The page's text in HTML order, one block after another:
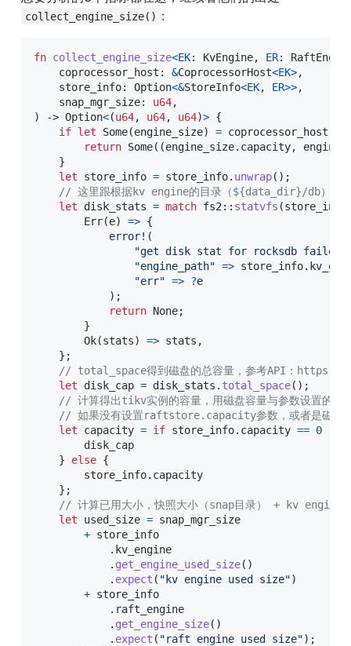
collect_engine_size() :
fn collect_engine_size<EK: KvEngine, ER:
    coprocessor_host
: &CoprocessorHost<EK>,
    store_info
: Option<&StoreInfo<EK, ER>>,
    snap_mgr_size
: u64,
)
-> Option<(u64, u64, u64)> {
if let Some(engine_size) = coprocessor_host
return Some( (engine_size. capacity,
}
let store_info = store_info. unwrap( ) ;
// 这里跟根据kv engine的目录（${data_dir}/db）获取
let disk_stats = match fs2 :: statvfs (store_info
Err(e) => {
error! (
"get disk stat for rocksdb failed"
"engine_path" => store_info.
"err" => ?e
) ;
return None;
}
Ok(stats) => stats ,
} ;
// total_space得到磁盘的总容量，参考API：
let disk_cap = disk_stats . total_space( ) ;
// 计算得出tikv实例的容量，用磁盘容量与参数设置
// 如果没有设置raftstore.capacity参数，或者是磁盘容
let capacity = if store_info. capacity == 0
        disk_cap
}
else {
        store_info
. capacity
} ;
// 计算已用大小，快照大小（snap目录） + kv
let used_size = snap_mgr_size
+ store_info
. kv_engine
. get_engine_used_size( )
. expect ( "kv engine used size")
+ store_info
. raft_engine
. get_engine_size( )
. expect ( "raft engine used size") ;